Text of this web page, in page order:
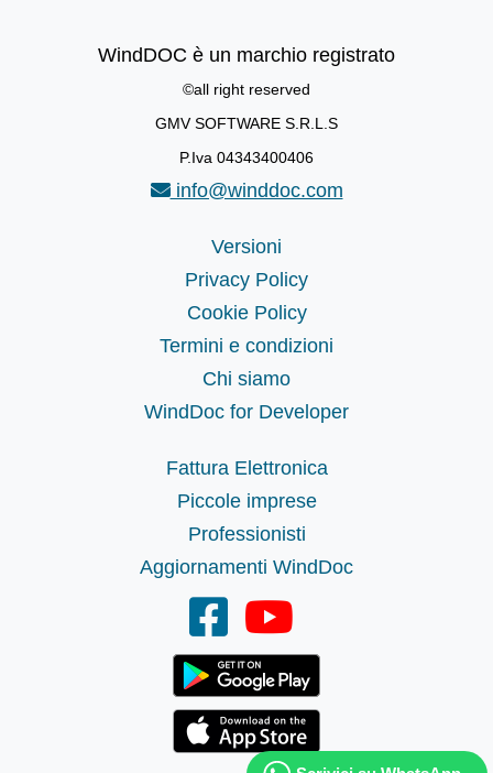
WindDOC è un marchio registrato
©all right reserved
GMV SOFTWARE S.R.L.S
P.Iva 04343400406
info@winddoc.com
Versioni
Privacy Policy
Cookie Policy
Termini e condizioni
Chi siamo
WindDoc for Developer
Fattura Elettronica
Piccole imprese
Professionisti
Aggiornamenti WindDoc